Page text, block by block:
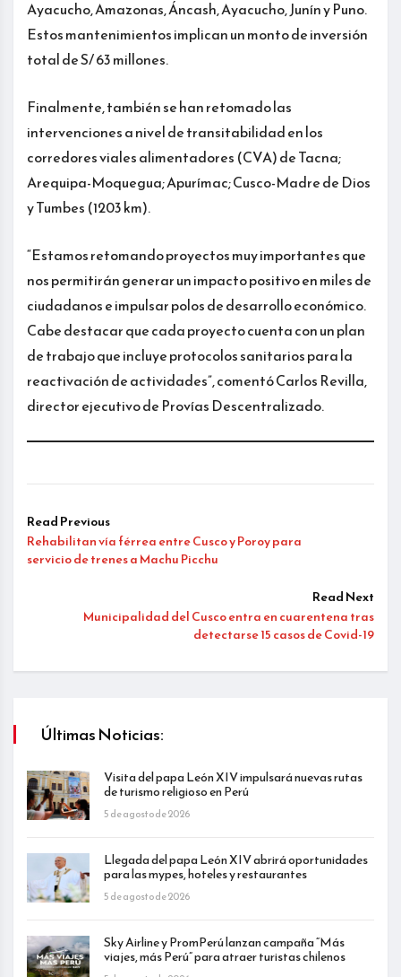
Ayacucho, Amazonas, Áncash, Ayacucho, Junín y Puno.
Estos mantenimientos implican un monto de inversión
total de S/ 63 millones.
Finalmente, también se han retomado las
intervenciones a nivel de transitabilidad en los
corredores viales alimentadores (CVA) de Tacna;
Arequipa-Moquegua; Apurímac; Cusco-Madre de Dios
y Tumbes (1203 km).
“Estamos retomando proyectos muy importantes que
nos permitirán generar un impacto positivo en miles de
ciudadanos e impulsar polos de desarrollo económico.
Cabe destacar que cada proyecto cuenta con un plan
de trabajo que incluye protocolos sanitarios para la
reactivación de actividades”, comentó Carlos Revilla,
director ejecutivo de Provías Descentralizado.
Read Previous
Rehabilitan vía férrea entre Cusco y Poroy para
servicio de trenes a Machu Picchu
Read Next
Municipalidad del Cusco entra en cuarentena tras
detectarse 15 casos de Covid-19
Últimas Noticias:
Visita del papa León XIV impulsará nuevas rutas
de turismo religioso en Perú
5 de agosto de 2026
Llegada del papa León XIV abrirá oportunidades
para las mypes, hoteles y restaurantes
5 de agosto de 2026
Sky Airline y PromPerú lanzan campaña “Más
viajes, más Perú” para atraer turistas chilenos